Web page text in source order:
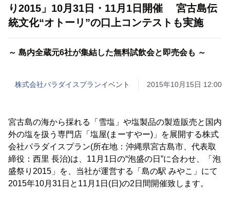
り2015」10月31日・11月1日開催 宮古島伝
統文化“オトーリ”の口上コンテストも実施
～ 島内全蔵元6社が集結した無料試飲会と即売会も ～
株式会社パラダイスプランイベント 2015年10月15日 12:00
宮古島の海から採れる「雪塩」や塩製品の製造販売と国内
外の塩を扱う専門店「塩屋(まーすやー)」を展開する株式
会社パラダイスプラン(所在地：沖縄県宮古島市、代表取
締役：西里 長治)は、11月1日の“泡盛の日”に合わせ、「泡
盛祭り2015」を、当社が運営する「島の駅 みやこ」にて
2015年10月31日と11月1日(日)の2日間開催致します。